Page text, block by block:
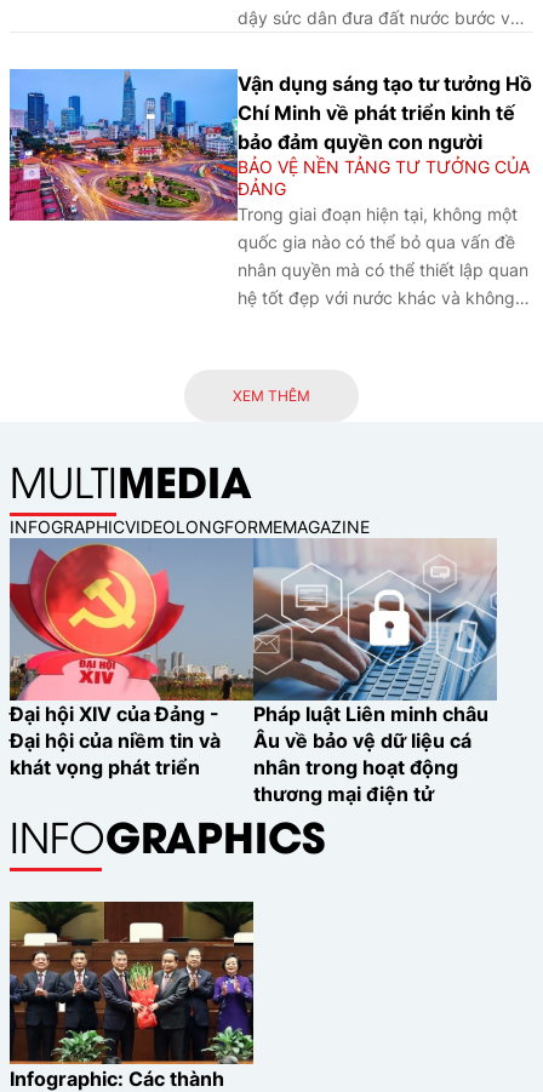
dậy sức dân đưa đất nước bước vào
Đảng, công tác phòng, chống lãng
phí đang đứng trước những yêu cầu,
nhiệm vụ mới rất khẩn trương, cấp
bách...
Vận dụng sáng tạo tư tưởng Hồ
Chí Minh về phát triển kinh tế
bảo đảm quyền con người
BẢO VỆ NỀN TẢNG TƯ TƯỞNG CỦA
ĐẢNG
Trong giai đoạn hiện tại, không một
quốc gia nào có thể bỏ qua vấn đề
nhân quyền mà có thể thiết lập quan
hệ tốt đẹp với nước khác và không
XEM THÊM
MULTIMEDIA
INFOGRAPHICVIDEOLONGFORMEMAGAZINE
Đại hội XIV của Đảng -
Đại hội của niềm tin và
khát vọng phát triển
Pháp luật Liên minh châu
Âu về bảo vệ dữ liệu cá
nhân trong hoạt động
thương mại điện tử
INFOGRAPHICS
Infographic: Các thành